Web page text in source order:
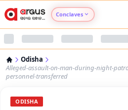
Conclaves
Argus Nari Shakti
Odisha
Alleged-assault-on-man-during-night-
personnel-transferred
ODISHA